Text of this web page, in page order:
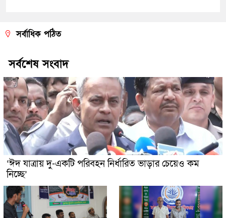
সর্বাধিক পঠিত
সর্বশেষ সংবাদ
‘ঈদ যাত্রায় দু-একটি পরিবহন নির্ধারিত ভাড়ার চেয়েও কম
নিচ্ছে’